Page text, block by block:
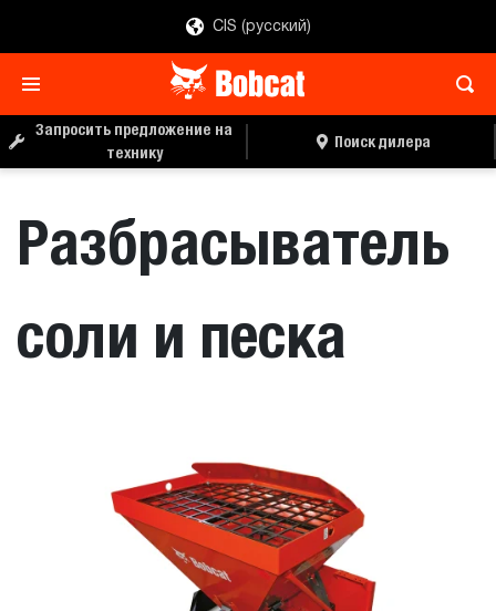
CIS (русский)
Запросить предложение на
технику
Поиск дилера
Разбрасыватель
соли и песка
ЗАПРОС ЦЕНЫ ПОИСК ДИЛЕРА